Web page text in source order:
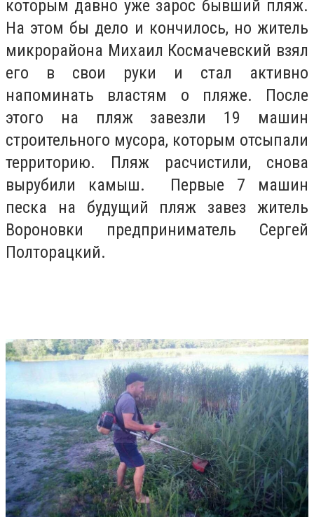
которым давно уже зарос бывший пляж.
На этом бы дело и кончилось, но житель
микрорайона Михаил Космачевский взял
его в свои руки и стал активно
напоминать властям о пляже. После
этого на пляж завезли 19 машин
строительного мусора, которым отсыпали
территорию. Пляж расчистили, снова
вырубили камыш. Первые 7 машин
песка на будущий пляж завез житель
Вороновки предприниматель Сергей
Полторацкий.